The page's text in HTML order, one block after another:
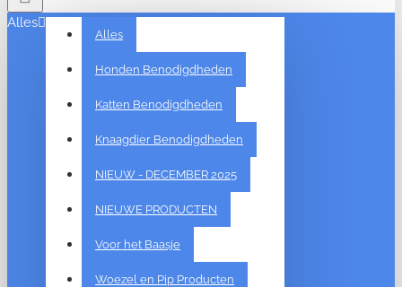
Alles
Alles
Honden Benodigdheden
Katten Benodigdheden
Knaagdier Benodigdheden
NIEUW - DECEMBER 2025
NIEUWE PRODUCTEN
Voor het Baasje
Woezel en Pip Producten